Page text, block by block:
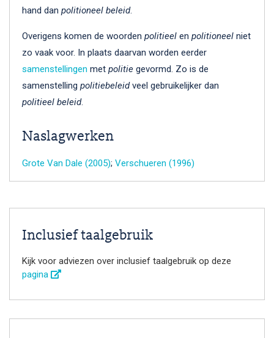
hand dan politioneel beleid.
Overigens komen de woorden politieel en politioneel niet
zo vaak voor. In plaats daarvan worden eerder
samenstellingen met politie gevormd. Zo is de
samenstelling politiebeleidveel gebruikelijker dan
politieel beleid.
Naslagwerken
Grote Van Dale (2005); Verschueren (1996)
Inclusief taalgebruik
Kijk voor adviezen over inclusief taalgebruik op deze
pagina